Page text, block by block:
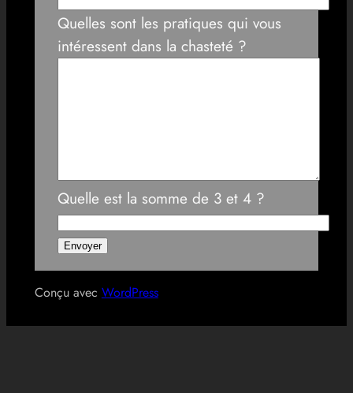
Quelles sont les pratiques qui vous
intéressent dans la chasteté ?
Quelle est la somme de 3 et 4 ?
Conçu avec WordPress